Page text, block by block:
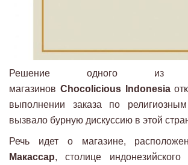
Решение одного из
магазинов Chocolicious Indonesia
выполнении заказа по
вызвало бурную дискуссию в этой
Речь идет о магазине,
Макассар, столице